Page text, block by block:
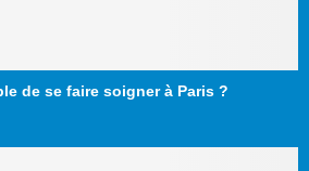
de se faire soigner à Paris ?